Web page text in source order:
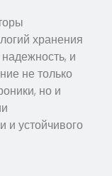
хранения
и
не только
но и
и устойчивого